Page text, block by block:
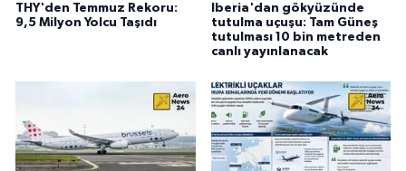
THY'den Temmuz Rekoru:
9,5 Milyon Yolcu Taşıdı
Iberia'dan gökyüzünde
tutulma uçuşu: Tam Güneş
tutulması 10 bin metreden
canlı yayınlanacak